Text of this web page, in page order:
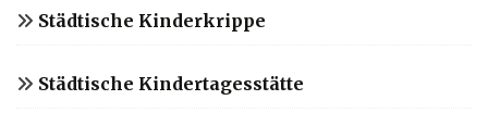
Städtische Kinderkrippe
Städtische Kindertagesstätte